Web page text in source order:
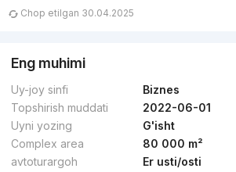
Chop etilgan 30.04.2025
Eng muhimi
Uy-joy sinfi
Biznes
Topshirish muddati
2022-06-01
Uyni yozing
G'isht
Complex area
80 000 m²
avtoturargoh
Er usti/osti